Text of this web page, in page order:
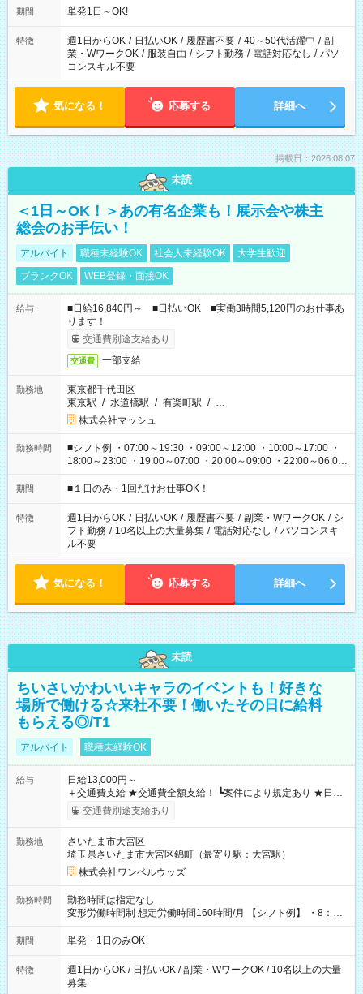
期間 単発1日～OK!
特徴 週1日からOK / 日払いOK / 履歴書不要 / 40～50代活躍中 / 副
業・WワークOK / 服装自由 / シフト勤務 / 電話対応なし / パソ
コンスキル不要
気になる！ 応募する 詳細へ
掲載日：2026.08.07
未読
＜1日～OK！＞あの有名企業も！展示会や株主
総会のお手伝い！
アルバイト 職種未経験OK 社会人未経験OK
大学生歓迎
ブランクOK
WEB登録・面接OK
給与
■日給16,840円～ ■日払いOK ■実働3時間5,120円のお仕事あ
ります！
交通費別途支給あり
交通費 一部支給
勤務地
東京都千代田区
東京駅 / 水道橋駅 / 有楽町駅 / …
株式会社マッシュ
勤務時間
■シフト例 ・07:00～19:30 ・09:00～12:00 ・10:00～17:00 ・
18:00～23:00 ・19:00～07:00 ・20:00～09:00 ・22:00～06:00
etc ★最短で3時間で5,120円のお仕事から 15時間で2万円近く稼
げるお仕事も！ ご希望のお時間に合わせてご紹介！ ※シフトは
ください！
期間 ■１日のみ・1回だけお仕事OK！
特徴 週1日からOK / 日払いOK / 履歴書不要 / 副業・WワークOK / シ
フト勤務 / 10名以上の大量募集 / 電話対応なし / パソコンスキ
ル不要
気になる！ 応募する 詳細へ
未読
ちいさいかわいいキャラのイベントも！好きな
場所で働ける☆来社不要！働いたその日に給料
もらえる◎/T1
アルバイト 職種未経験OK
給与
日給13,000円～
＋交通費支給 ★交通費全額支給！ ┗案件により規定あり ★日払
いOK！（規定あり） ┗働いたその日に現金GET♪ お仕事後はコ
ンビニATMから 日払い分を引き落とせます！ 【試用期間】試
交通費別途支給あり
勤務地
さいたま市大宮区
埼玉県さいたま市大宮区錦町（最寄り駅：大宮駅）
株式会社ワンベルウッズ
勤務時間
勤務時間は指定なし
変形労働時間制 想定労働時間160時間/月 【シフト例】 ・8：00
～21：00
期間 単発・1日のみOK
特徴
週1日からOK / 日払いOK / 副業・WワークOK / 10名以上の大量
募集